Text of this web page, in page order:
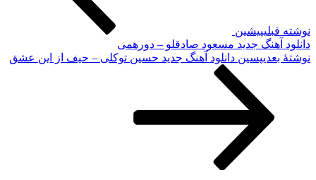
نوشته قبلیپیشین
دانلود آهنگ جدید مسعود صادقلو – دورهمی
نوشته‌ٔ بعدیپسین دانلود آهنگ جدید حسین توکلی – حیف از این عشق